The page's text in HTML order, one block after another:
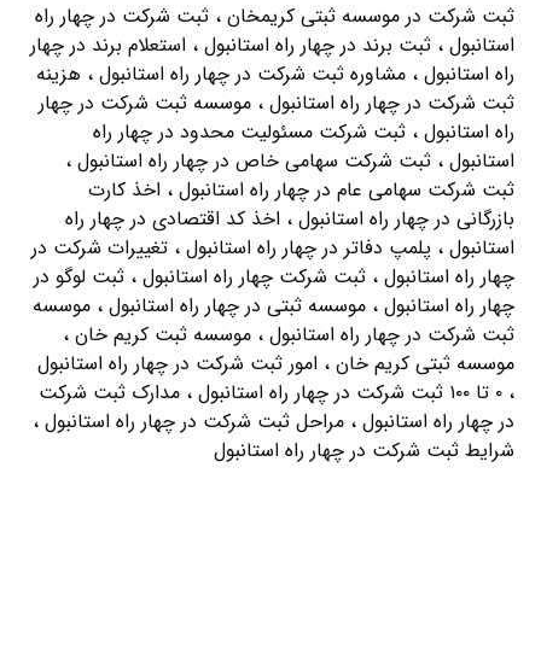
ثبت شرکت در موسسه ثبتی کریمخان ، ثبت شرکت در چهار راه
استانبول ، ثبت برند در چهار راه استانبول ، استعلام برند در چهار
راه استانبول ، مشاوره ثبت شرکت در چهار راه استانبول ، هزینه
ثبت شرکت در چهار راه استانبول ، موسسه ثبت شرکت در چهار
راه استانبول ، ثبت شرکت مسئولیت محدود در چهار راه
استانبول ، ثبت شرکت سهامی خاص در چهار راه استانبول ،
ثبت شرکت سهامی عام در چهار راه استانبول ، اخذ کارت
بازرگانی در چهار راه استانبول ، اخذ کد اقتصادی در چهار راه
استانبول ، پلمپ دفاتر در چهار راه استانبول ، تغییرات شرکت در
چهار راه استانبول ، ثبت شرکت چهار راه استانبول ، ثبت لوگو در
چهار راه استانبول ، موسسه ثبتی در چهار راه استانبول ، موسسه
ثبت شرکت در چهار راه استانبول ، موسسه ثبت کریم خان ،
موسسه ثبتی کریم خان ، امور ثبت شرکت در چهار راه استانبول
، ۰ تا ۱۰۰ ثبت شرکت در چهار راه استانبول ، مدارک ثبت شرکت
در چهار راه استانبول ، مراحل ثبت شرکت در چهار راه استانبول ،
شرایط ثبت شرکت در چهار راه استانبول